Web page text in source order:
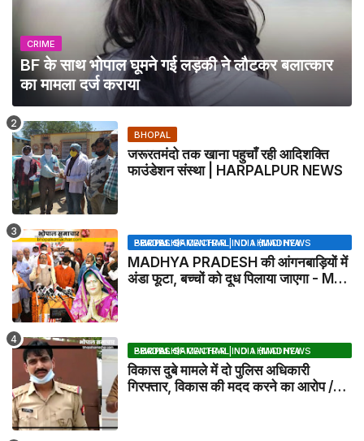
CRIME
BF के साथ भोपाल घूमने गई लड़की ने लौटकर बलात्कार
का मामला दर्ज कराया
BHOPAL
जरूरतमंदो तक खाना पहुचाँ रही आदिशक्ति
फाउंडेशन संस्था | HARPALPUR NEWS
BHOPAL SAMACHAR | NO 1 HINDI NEWS PORTAL OF CENTRAL INDIA (MADHYA PRADESH)
MADHYA PRADESH की आंगनबाड़ियों में
अंडा फूटा, बच्चों को दूध पिलाया जाएगा - MP
BHOPAL SAMACHAR | NO 1 HINDI NEWS PORTAL OF CENTRAL INDIA (MADHYA PRADESH)
विकास दुबे मामले में दो पुलिस अधिकारी
गिरफ्तार, विकास की मदद करने का आरोप /